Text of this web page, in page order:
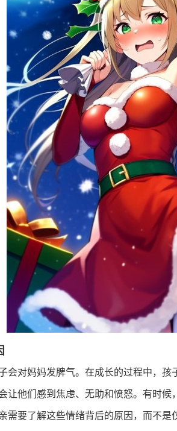
会对妈妈发脾气。在成长的过程中，孩
让他们感到焦虑、无助和愤怒。有时候
需要了解这些情绪背后的原因，而不是